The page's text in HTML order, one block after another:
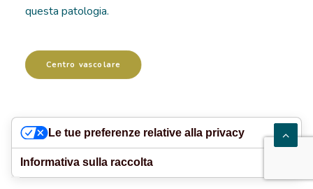
FORMAZIONE
questa patologia.
Centro vascolare
Le tue preferenze relative alla privacy
Informativa sulla raccolta